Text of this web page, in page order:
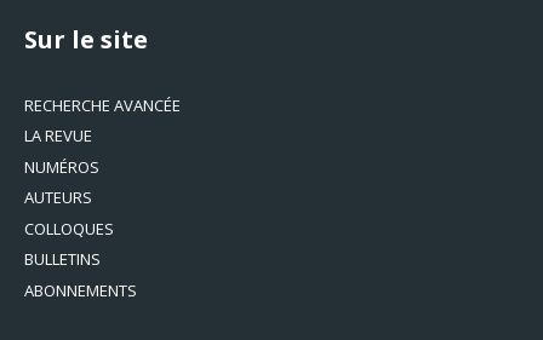
Sur le site
RECHERCHE AVANCÉE
LA REVUE
NUMÉROS
AUTEURS
COLLOQUES
BULLETINS
ABONNEMENTS